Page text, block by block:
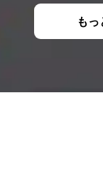
も